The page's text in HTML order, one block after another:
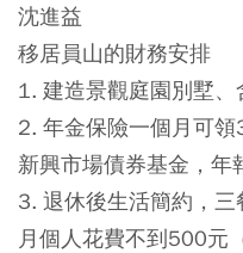
沈進益
移居員山的財務安排
1. 建造景觀庭園別墅、
2. 年金保險一個月可領
新興市場債券基金，年
3. 退休後生活簡約，
月個人花費不到500元